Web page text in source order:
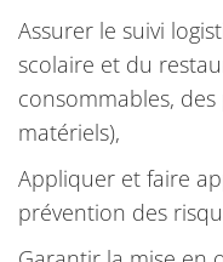
Assurer le suivi
scolaire et du
consommables,
matériels),
Appliquer et faire
prévention des